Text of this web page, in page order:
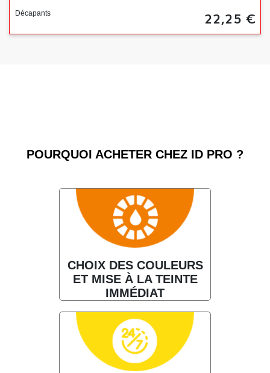
Décapants 22,25 €
POURQUOI ACHETER CHEZ ID PRO ?
CHOIX DES COULEURS
ET MISE À LA TEINTE
IMMÉDIAT